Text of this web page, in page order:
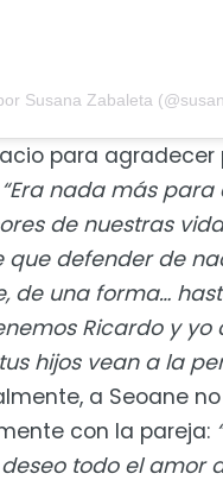
Susana Zabaleta
para
“Era nada más
de nuestras
defender de
de una forma…
Ricardo y yo
hijos vean a la
a Seoane
con la pareja:
todo el amor